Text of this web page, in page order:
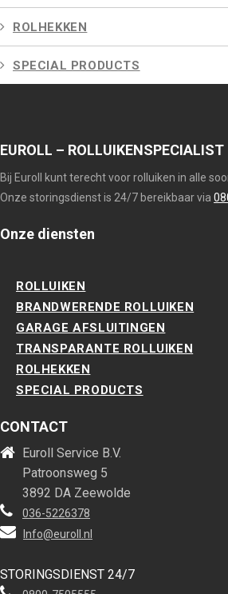
ROLHEKKEN
SPECIAL PRODUCTS
EUROLL – ROLLUIKENSPECIALIST
Bij Euroll kunt terecht voor rolluiken in alle
Onze storingsdienst is 24/7 bereikbaar via
Onze diensten
ROLLUIKEN
BRANDWERENDE ROLLUIKEN
GARAGE AFSLUITINGEN
TRANSPARANTE ROLLUIKEN
ROLHEKKEN
SPECIAL PRODUCTS
CONTACT
Euroll Service B.V.
Patroonsweg 5
3892 DA Zeewolde
036-5226378
Info@euroll.nl
STORINGSDIENST 24/7